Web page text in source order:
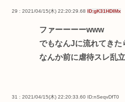
29 : 2021/04/15(木) 22:20:29.68 ID:gK31HDIMx
ファーーーーwww
でもなんJに流れてきた
なんか前に虐待スレ乱
31 : 2021/04/15(木) 22:20:33.60 ID:nSeqvDfT0